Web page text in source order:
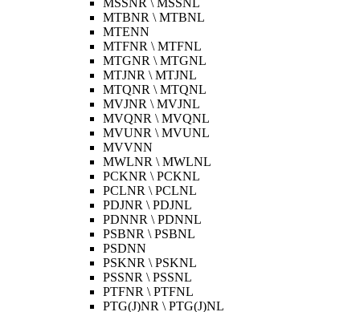
MSSNR \ MSSNL
MTBNR \ MTBNL
MTENN
MTFNR \ MTFNL
MTGNR \ MTGNL
MTJNR \ MTJNL
MTQNR \ MTQNL
MVJNR \ MVJNL
MVQNR \ MVQNL
MVUNR \ MVUNL
MVVNN
MWLNR \ MWLNL
PCKNR \ PCKNL
PCLNR \ PCLNL
PDJNR \ PDJNL
PDNNR \ PDNNL
PSBNR \ PSBNL
PSDNN
PSKNR \ PSKNL
PSSNR \ PSSNL
PTFNR \ PTFNL
PTG(J)NR \ PTG(J)NL